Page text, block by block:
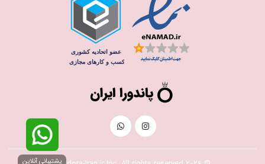
پشتیبانی آنلاین